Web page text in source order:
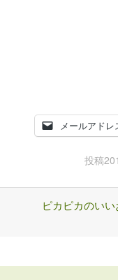
メールアドレ
投稿
ピカピカのい